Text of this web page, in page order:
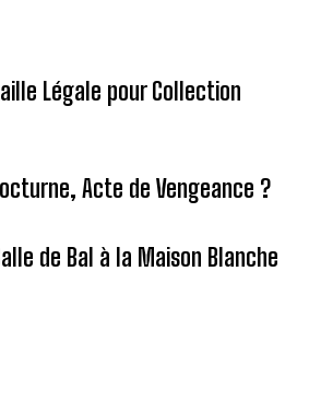
Légale pour Collection
Acte de Vengeance ?
de Bal à la Maison Blanche